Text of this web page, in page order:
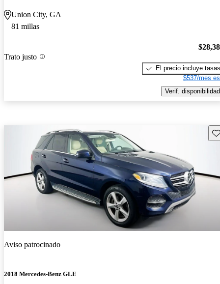
Union City, GA
81 millas
Trato justo
El precio incluye tasas
$537/mes
Verif. disponibilidad
Aviso patrocinado
2018 Mercedes-Benz GLE